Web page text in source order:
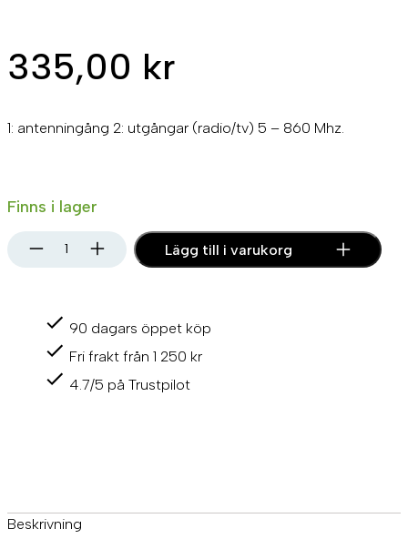
335,00 kr
1: antenningång 2: utgångar (radio/tv) 5 – 860 Mhz.
Finns i lager
G
p
Lägg till i varukorg
90 dagars öppet köp
Fri frakt från 1 250 kr
4.7/5 på Trustpilot
Beskrivning